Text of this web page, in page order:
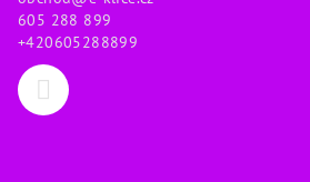
605 288 899
+420605288899